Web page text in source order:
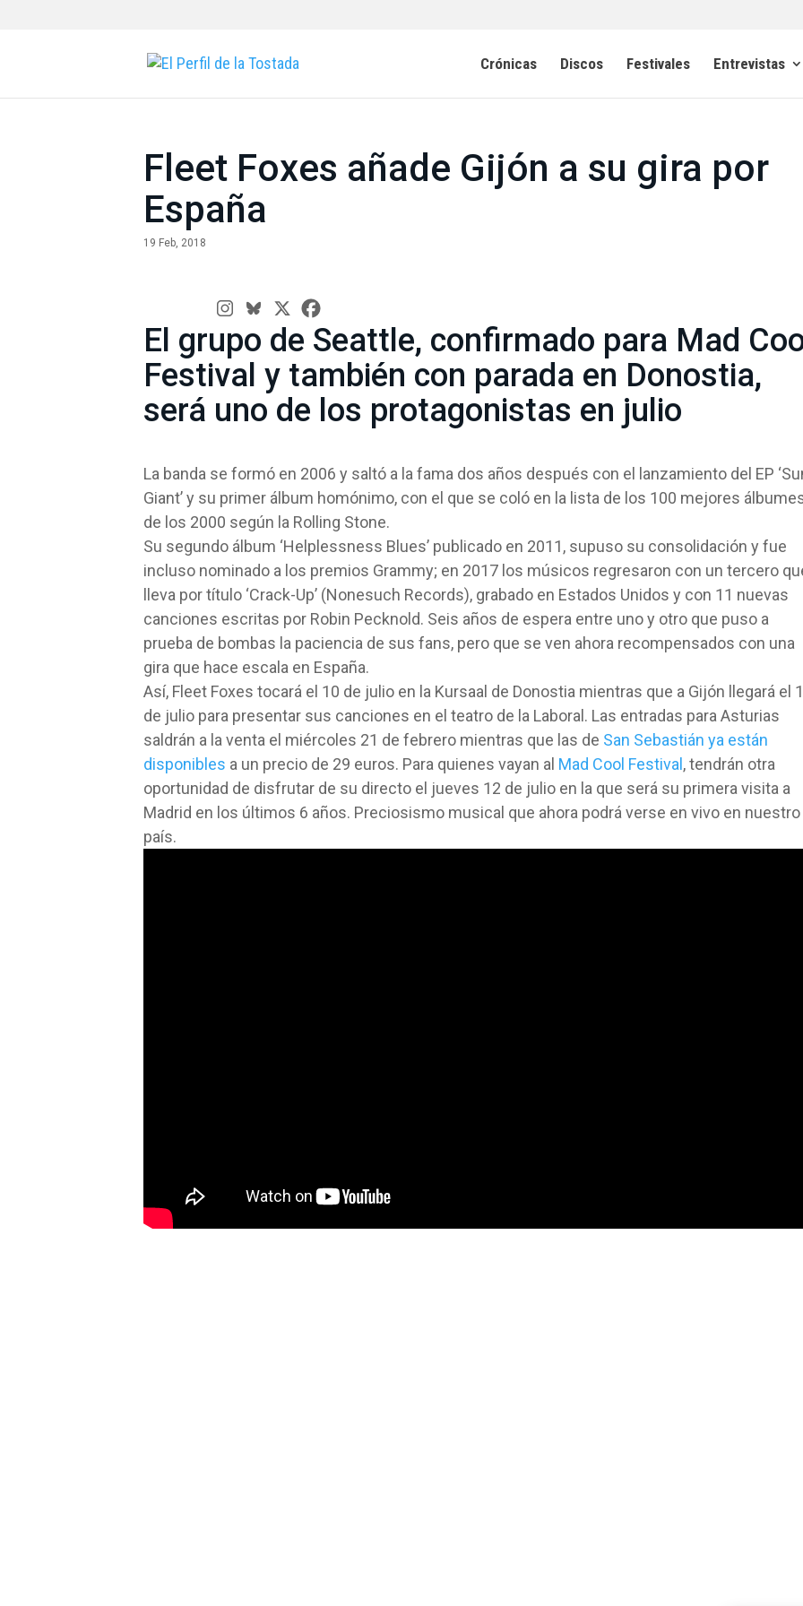
Crónicas Discos Festivales Entrevistas
Fleet Foxes añade Gijón a su gira por
España
19 Feb, 2018
El grupo de Seattle, confirmado para Mad
Festival y también con parada en Donostia,
será uno de los protagonistas en julio
La banda se formó en 2006 y saltó a la fama dos años después con el lanzamiento del EP
Giant’ y su primer álbum homónimo, con el que se coló en la lista de los 100 mejores
de los 2000 según la Rolling Stone.
Su segundo álbum ‘Helplessness Blues’ publicado en 2011, supuso su consolidación y fue
incluso nominado a los premios Grammy; en 2017 los músicos regresaron con un tercero
lleva por título ‘Crack-Up’ (Nonesuch Records), grabado en Estados Unidos y con 11 nuevas
canciones escritas por Robin Pecknold. Seis años de espera entre uno y otro que puso a
prueba de bombas la paciencia de sus fans, pero que se ven ahora recompensados con una
gira que hace escala en España.
Así, Fleet Foxes tocará el 10 de julio en la Kursaal de Donostia mientras que a Gijón llegará el
de julio para presentar sus canciones en el teatro de la Laboral. Las entradas para Asturias
saldrán a la venta el miércoles 21 de febrero mientras que las de San Sebastián ya están
disponibles a un precio de 29 euros. Para quienes vayan al Mad Cool Festival , tendrán otra
oportunidad de disfrutar de su directo el jueves 12 de julio en la que será su primera visita a
Madrid en los últimos 6 años. Preciosismo musical que ahora podrá verse en vivo en nuestro
país.